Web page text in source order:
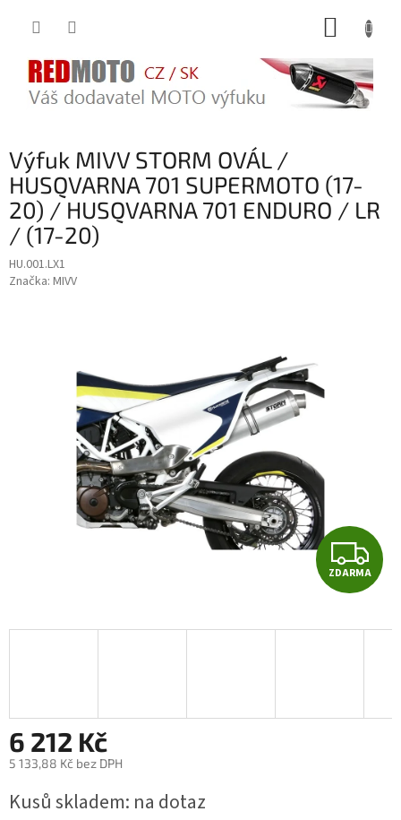
Výfuk MIVV STORM OVÁL /
HUSQVARNA 701 SUPERMOTO (17-
20) / HUSQVARNA 701 ENDURO / LR
/ (17-20)
HU.001.LX1
Značka: MIVV
Z
D
A
ZDARMA
6 212 Kč
5 133,88 Kč bez DPH
cena:
Kusů skladem: na dotaz